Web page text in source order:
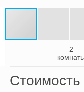
2
комнаты